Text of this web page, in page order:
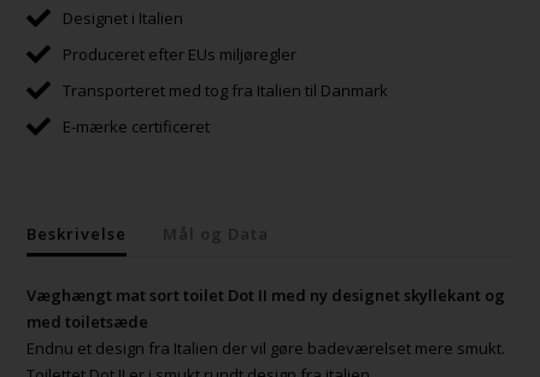
Designet i Italien
Produceret efter EUs miljøregler
Transporteret med tog fra Italien til Danmark
E-mærke certificeret
Beskrivelse Mål og Data
Væghængt mat sort toilet Dot II med ny designet skyllekant og
med toiletsæde
Endnu et design fra Italien der vil gøre badeværelset mere smukt.